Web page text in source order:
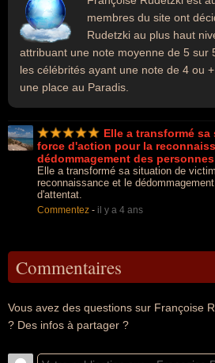
membres du site ont
Rudetzki au plus haut
attribuant une note moyenne de 5 sur
les célébrités ayant une note de 4 ou
une place au Paradis.
Elle a transformé
force d'action pour la
dédommagement des
Elle a transformé sa situation de
reconnaissance et le
d'attentat.
Commentez - il y a 4 ans
Commentaires
Vous avez des questions sur Françoise
? Des infos à partager ?